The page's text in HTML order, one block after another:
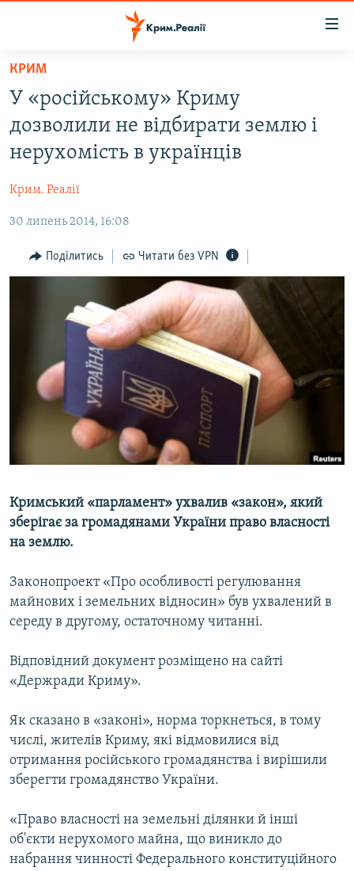
Перейти
основного
матеріалу
до
основної
навігації
Перейти
пошуку
ВОДА.КРИМ
ВІДЕО ТА ФОТО
БЛОГИ
ПОГЛЯД
ІНТЕРВ'Ю
СПЕЦПРОЕКТИ
ВІДЕОУРОКИ «ELIFBE»
СВІДЧЕННЯ ОКУПАЦІЇ
УКРАЇНСЬКА ПРОБЛЕМА КРИМУ
ЯК ОБІЙТИ БЛОКУВАННЯ
Русский
Qırımtatar
Усі сайти RFE/RL
КРИМ
У «російському» Криму
дозволили не відбирати землю і
нерухомість в українців
Крим. Реалії
30 липень 2014, 16:08
Поділитись Читати без VPN
Кримський «парламент» ухвалив «закон», який
зберігає за громадянами України право власності
на землю.
Законопроект «Про особливості регулювання
майнових і земельних відносин» був ухвалений в
середу в другому, остаточному читанні.
Відповідний документ розміщено на сайті
«Держради Криму».
Як сказано в «законі», норма торкнеться, в тому
числі, жителів Криму, які відмовилися від
отримання російського громадянства і вирішили
зберегти громадянство України.
«Право власності на земельні ділянки й інші
об'єкти нерухомого майна, що виникло до
набрання чинності Федерального конституційного